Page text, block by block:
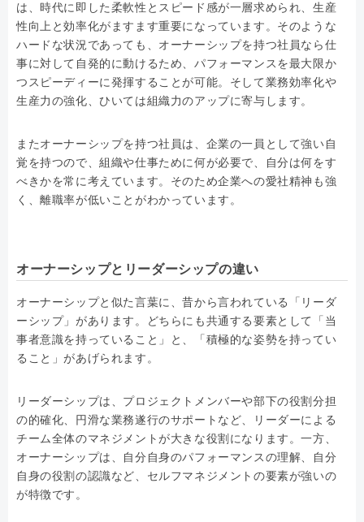
は、時代に即した柔軟性とスピード感が一層求められ、生産
性向上と効率化がますます重要になっています。そのような
ハードな状況であっても、オーナーシップを持つ社員なら仕
事に対して自発的に動けるため、パフォーマンスを最大限か
つスピーディーに発揮することが可能。そして業務効率化や
生産力の強化、ひいては組織力のアップに寄与します。
またオーナーシップを持つ社員は、企業の一員として強い自
覚を持つので、組織や仕事ために何が必要で、自分は何をす
べきかを常に考えています。そのため企業への愛社精神も強
く、離職率が低いことがわかっています。
オーナーシップとリーダーシップの違い
オーナーシップと似た言葉に、昔から言われている「リーダ
ーシップ」があります。どちらにも共通する要素として「当
事者意識を持っていること」と、「積極的な姿勢を持ってい
ること」があげられます。
リーダーシップは、プロジェクトメンバーや部下の役割分担
の的確化、円滑な業務遂行のサポートなど、リーダーによる
チーム全体のマネジメントが大きな役割になります。一方、
オーナーシップは、自分自身のパフォーマンスの理解、自分
自身の役割の認識など、セルフマネジメントの要素が強いの
が特徴です。